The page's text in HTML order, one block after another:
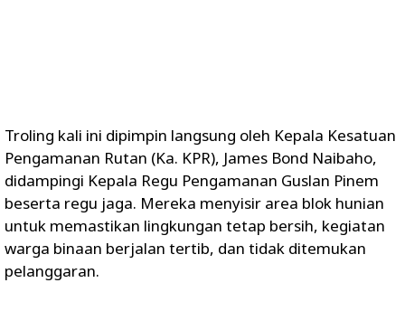
Troling kali ini dipimpin langsung oleh Kepala Kesatuan
Pengamanan Rutan (Ka. KPR), James Bond Naibaho,
didampingi Kepala Regu Pengamanan Guslan Pinem
beserta regu jaga. Mereka menyisir area blok hunian
untuk memastikan lingkungan tetap bersih, kegiatan
warga binaan berjalan tertib, dan tidak ditemukan
pelanggaran.